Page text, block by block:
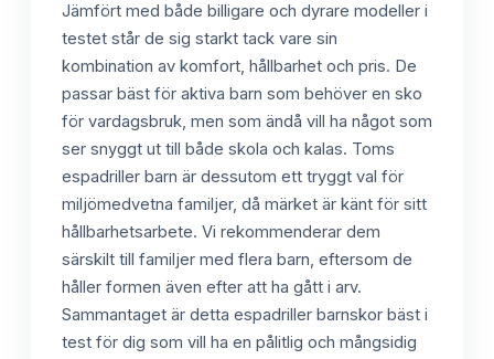
Jämfört med både billigare och dyrare modeller i
testet står de sig starkt tack vare sin
kombination av komfort, hållbarhet och pris. De
passar bäst för aktiva barn som behöver en sko
för vardagsbruk, men som ändå vill ha något som
ser snyggt ut till både skola och kalas. Toms
espadriller barn är dessutom ett tryggt val för
miljömedvetna familjer, då märket är känt för sitt
hållbarhetsarbete. Vi rekommenderar dem
särskilt till familjer med flera barn, eftersom de
håller formen även efter att ha gått i arv.
Sammantaget är detta espadriller barnskor bäst i
test för dig som vill ha en pålitlig och mångsidig